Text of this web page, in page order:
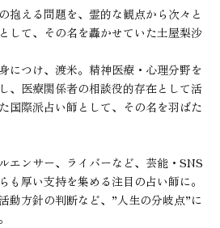
抱える問題を、霊的な観点から次々と
して、その名を轟かせていた土屋梨沙
につけ、渡米。精神医療・心理分野を
、医療関係者の相談役的存在として活
国際派占い師として、その名を羽ばた
エンサー、ライバーなど、芸能・SNS
も厚い支持を集める注目の占い師に。
動方針の判断など、”人生の分岐点”に